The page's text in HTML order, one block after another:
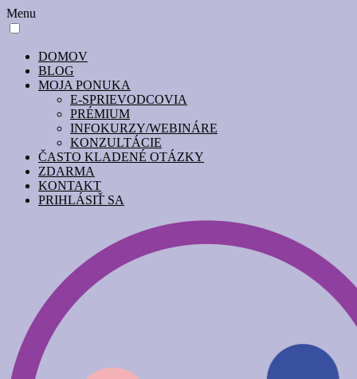
Menu
DOMOV
BLOG
MOJA PONUKA
E-SPRIEVODCOVIA
PRÉMIUM
INFOKURZY/WEBINÁRE
KONZULTÁCIE
ČASTO KLADENÉ OTÁZKY
ZDARMA
KONTAKT
PRIHLÁSIŤ SA